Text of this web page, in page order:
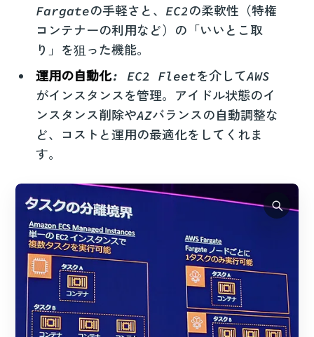
Fargateの手軽さと、EC2の柔軟性（特権
コンテナーの利用など）の「いいとこ取
り」を狙った機能。
運用の自動化: EC2 Fleetを介してAWS
がインスタンスを管理。アイドル状態のイ
ンスタンス削除やAZバランスの自動調整な
ど、コストと運用の最適化をしてくれま
す。